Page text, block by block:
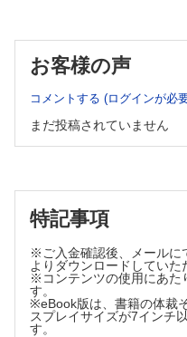
野へのアプローチ(10/31配
ショナルラジオロジー(11/
疾患の診察法（動画付き）
※各号の配信予定は変更に
境で閲覧可能なPDF版をご覧
認ください。
推奨ブラウザ： Firefox 最
最新版
お客様の声
コメントする (ログインが必
まだ投稿されていません
特記事項
※ご入金確認後、メールに
よりダウンロードしていた
※コンテンツの使用にあた
す。
※eBook版は、書籍の体裁
スプレイサイズが7インチ
す。